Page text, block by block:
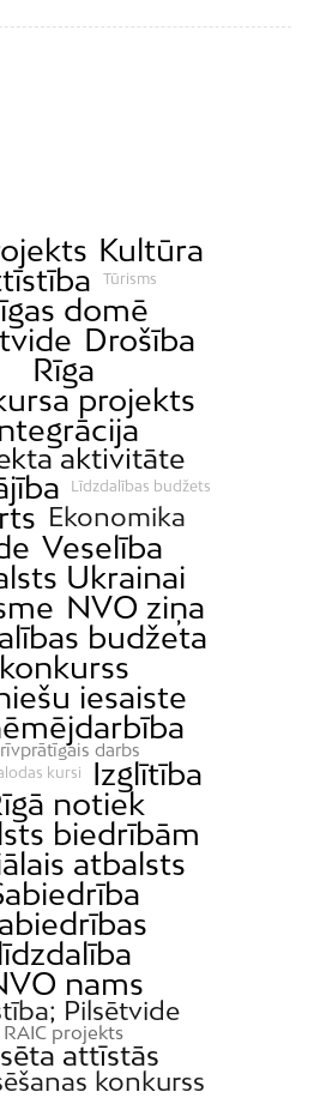
Kultūra
Tūrisms
domē
Drošība
Rīga
projekts
aktivitāte
Līdzdalības budžets
Ekonomika
Veselība
Ukrainai
NVO ziņa
budžeta
konkurss
iesaiste
darbs
kursi
Izglītība
notiek
biedrībām
atbalsts
līdzdalība
nams
Pilsētvide
RAIC projekts
attīstās
konkurss